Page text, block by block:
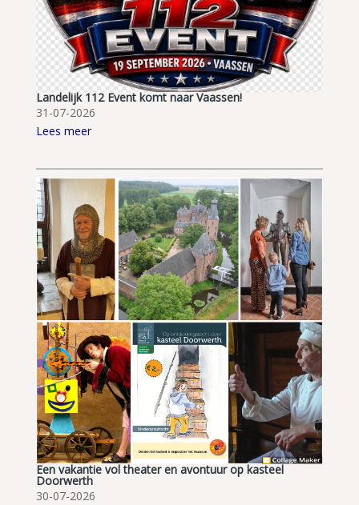
Landelijk 112 Event komt naar Vaassen!
31-07-2026
Lees meer
Een vakantie vol theater en avontuur op kasteel
Doorwerth
30-07-2026